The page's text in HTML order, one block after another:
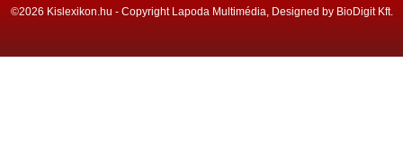
©2026 Kislexikon.hu - Copyright Lapoda Multimédia, Designed by BioDigit Kft.